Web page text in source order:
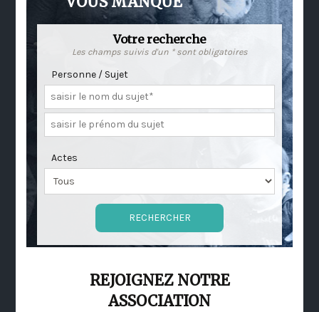
Votre recherche
Les champs suivis d'un * sont obligatoires
Personne / Sujet
Actes
REJOIGNEZ NOTRE
ASSOCIATION